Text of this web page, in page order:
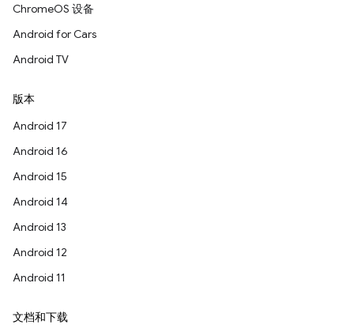
ChromeOS 设备
Android for Cars
Android TV
版本
Android 17
Android 16
Android 15
Android 14
Android 13
Android 12
Android 11
文档和下载